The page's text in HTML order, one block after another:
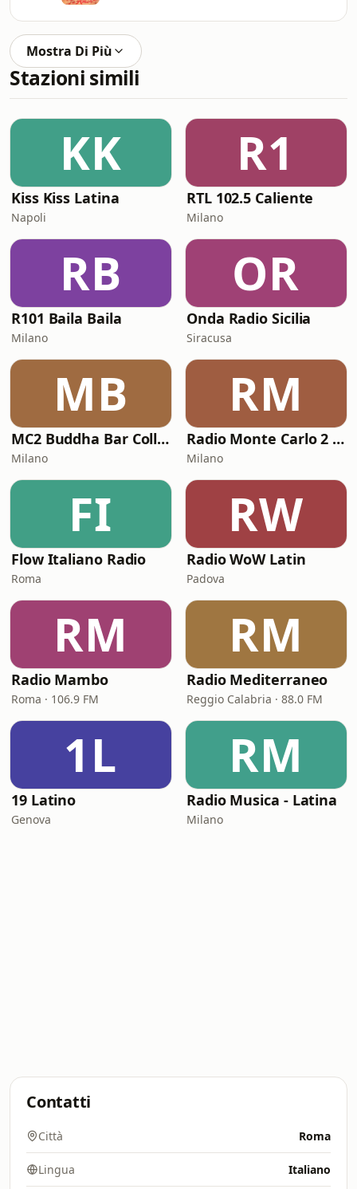
Mostra Di Più
Stazioni simili
KK
Kiss Kiss Latina
Napoli
R1
RTL 102.5 Caliente
Milano
RB
R101 Baila Baila
Milano
OR
Onda Radio Sicilia
Siracusa
MB
MC2 Buddha Bar Collection
Milano
RM
Radio Monte Carlo 2 - Amor Latino
Milano
FI
Flow Italiano Radio
Roma
RW
Radio WoW Latin
Padova
RM
Radio Mambo
Roma · 106.9 FM
RM
Radio Mediterraneo
Reggio Calabria · 88.0 FM
1L
19 Latino
Genova
RM
Radio Musica - Latina
Milano
Contatti
Città Roma
Lingua Italiano